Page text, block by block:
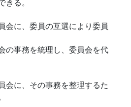
会に、委員の互選により委員
の事務を統理し、委員会を代
会に、その事務を整理するた